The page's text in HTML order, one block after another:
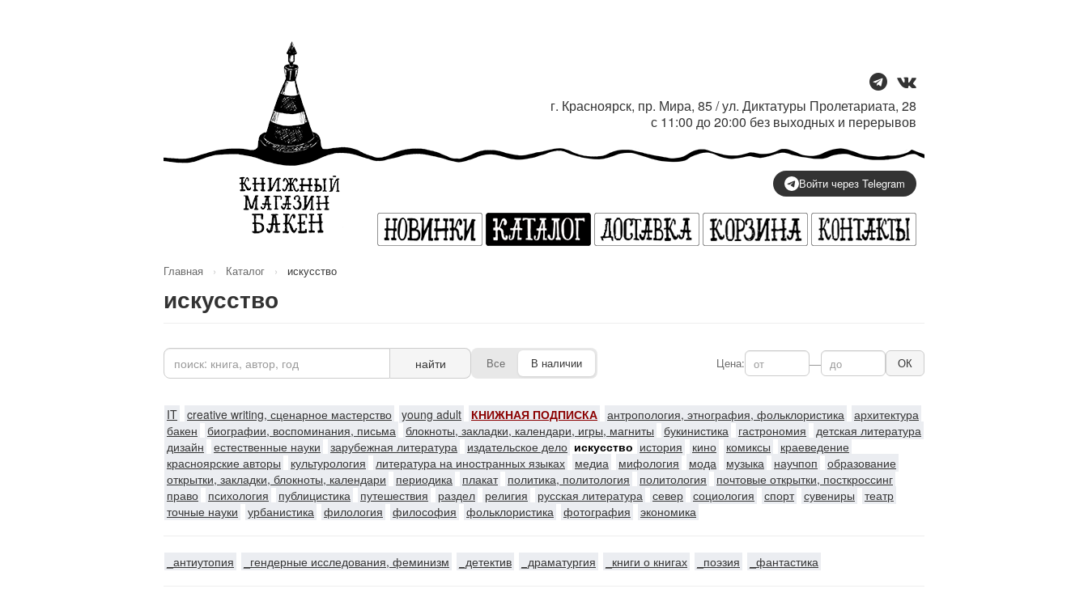
г. Красноярск, пр. Мира, 85 / ул. Диктатуры Пролетариата, 28
с 11:00 до 20:00 без выходных и перерывов
Войти через Telegram
Главная › Каталог › искусство
искусство
найти Все В наличии Цена: — ОК
IT creative writing, сценарное мастерство young adult КНИЖНАЯ ПОДПИСКА антропология, этнография, фольклористика архитектура
бакен
биографии, воспоминания, письма блокноты, закладки, календари, игры, магниты букинистика гастрономия
детская литература
дизайн
естественные науки зарубежная литература издательское дело искусство история кино комиксы
краеведение
красноярские авторы
культурология литература на иностранных языках медиа мифология мода музыка научпоп
образование
открытки, закладки, блокноты, календари
периодика плакат политика, политология политология
почтовые открытки, посткроссинг
право
психология публицистика путешествия раздел религия русская литература север социология спорт сувениры
театр
точные науки
урбанистика филология философия фольклористика фотография экономика
_антиутопия _гендерные исследования, феминизм _детектив _драматургия _книги о книгах _поэзия _фантастика